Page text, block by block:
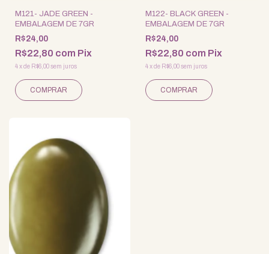
M121- JADE GREEN -
EMBALAGEM DE 7GR
R$24,00
R$22,80 com Pix
4xde R$6,00sem juros
M122- BLACK GREEN -
EMBALAGEM DE 7GR
R$24,00
R$22,80 com Pix
4 xde R$6,00 sem juros